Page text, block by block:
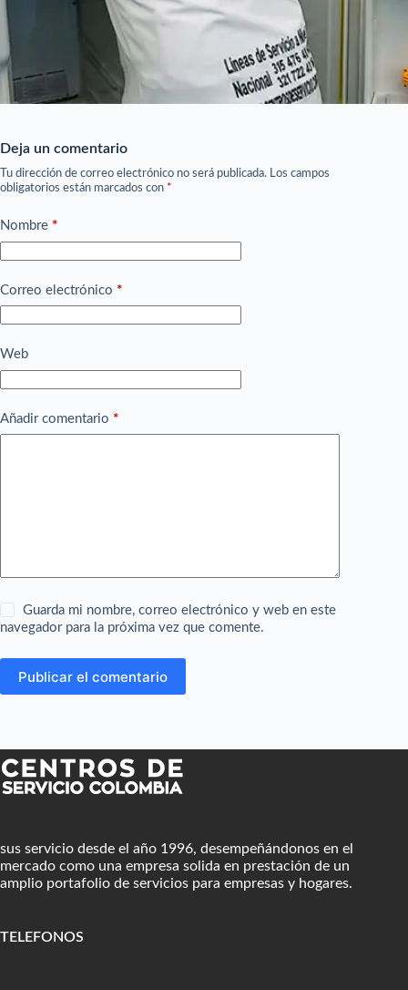
Deja un comentario
Tu dirección de correo electrónico no será publicada. Los campos
obligatorios están marcados con *
Nombre *
Correo electrónico *
Web
Añadir comentario *
Guarda mi nombre, correo electrónico y web en este
navegador para la próxima vez que comente.
Publicar el comentario
sus servicio desde el año 1996, desempeñándonos en el
mercado como una empresa solida en prestación de un
amplio portafolio de servicios para empresas y hogares.
TELEFONOS